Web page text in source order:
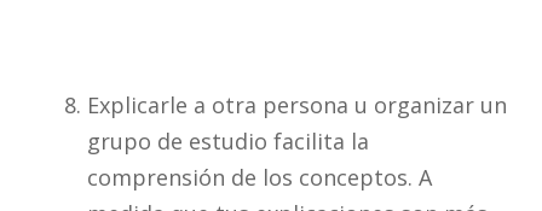
Explicarle a otra persona u organizar un
grupo de estudio facilita la
comprensión de los conceptos. A